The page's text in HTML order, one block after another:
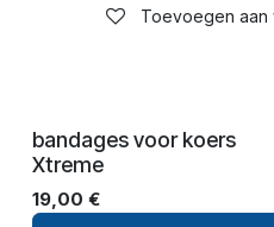
Toevoegen aan
bandages voor koers
Xtreme
19,00 €